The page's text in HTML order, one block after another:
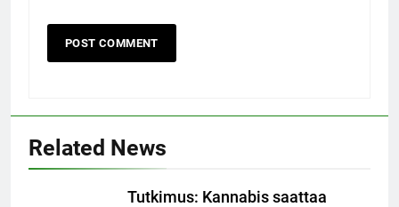
Related News
Tutkimus: Kannabis saattaa